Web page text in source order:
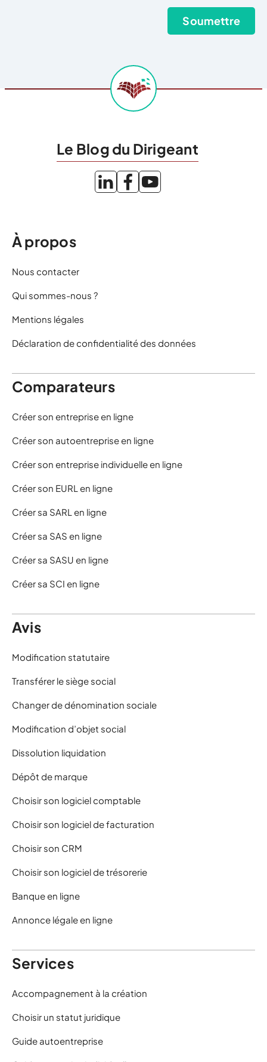
Le Blog du Dirigeant
À propos
Nous contacter
Qui sommes-nous ?
Mentions légales
Déclaration de confidentialité des données
Comparateurs
Créer son entreprise en ligne
Créer son autoentreprise en ligne
Créer son entreprise individuelle en ligne
Créer son EURL en ligne
Créer sa SARL en ligne
Créer sa SAS en ligne
Créer sa SASU en ligne
Créer sa SCI en ligne
Avis
Modification statutaire
Transférer le siège social
Changer de dénomination sociale
Modification d’objet social
Dissolution liquidation
Dépôt de marque
Choisir son logiciel comptable
Choisir son logiciel de facturation
Choisir son CRM
Choisir son logiciel de trésorerie
Banque en ligne
Annonce légale en ligne
Services
Accompagnement à la création
Choisir un statut juridique
Guide autoentreprise